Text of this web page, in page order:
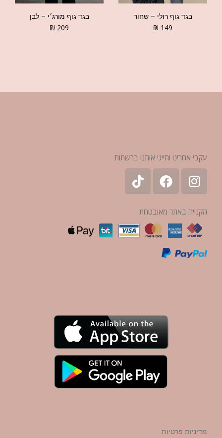
בגד גוף רולי – שחור
₪ 149
בגד גוף מורג׳י – לבן
₪ 209
עקבי אחרינו ותייגי אותנו ברשתות
הקנייה באתר מאובטחת
מדיניות פרטיות